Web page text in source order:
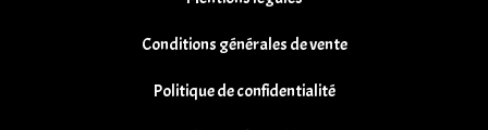
Conditions générales de vente
Politique de confidentialité